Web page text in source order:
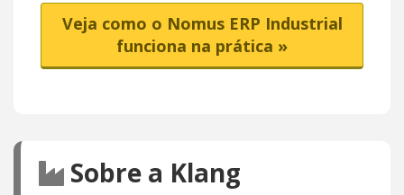
Veja como o Nomus ERP Industrial
funciona na prática »
Sobre a Klang